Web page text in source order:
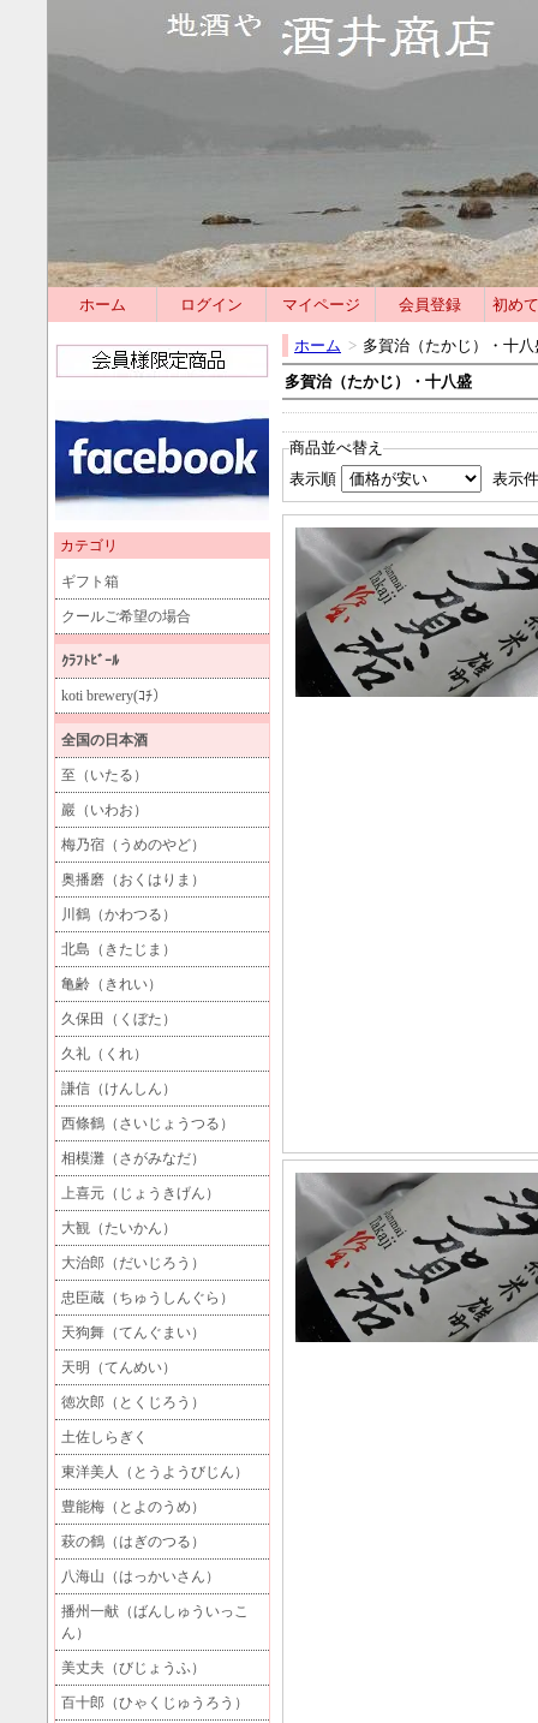
ホーム ログイン マイページ 会員登録 初め
ホーム > 多賀治（たかじ）・十八
多賀治（たかじ）・十八盛
商品並べ替え
表示順
表示
カテゴリ
ギフト箱
クールご希望の場合
ｸﾗﾌﾄﾋﾞｰﾙ
koti brewery(ｺﾁ）
全国の日本酒
至（いたる）
巖（いわお）
梅乃宿（うめのやど）
奥播磨（おくはりま）
川鶴（かわつる）
北島（きたじま）
亀齢（きれい）
久保田（くぼた）
久礼（くれ）
謙信（けんしん）
西條鶴（さいじょうつる）
相模灘（さがみなだ）
上喜元（じょうきげん）
大観（たいかん）
大治郎（だいじろう）
忠臣蔵（ちゅうしんぐら）
天狗舞（てんぐまい）
天明（てんめい）
徳次郎（とくじろう）
土佐しらぎく
東洋美人（とうようびじん）
豊能梅（とよのうめ）
萩の鶴（はぎのつる）
八海山（はっかいさん）
播州一献（ばんしゅういっこ
ん）
美丈夫（びじょうふ）
百十郎（ひゃくじゅうろう）